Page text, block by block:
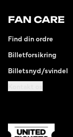
FAN CARE
Find din ordre
Billetforsikring
Billetsnyd/svindel